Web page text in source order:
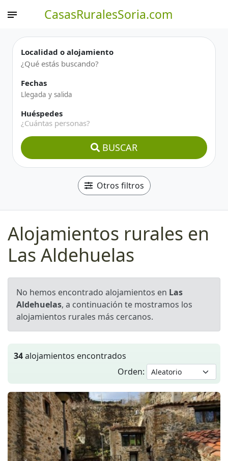
CasasRuralesSoria.com
Localidad o alojamiento
Fechas
Huéspedes
¿Cuántas personas?
BUSCAR
Otros filtros
Alojamientos rurales en
Las Aldehuelas
No hemos encontrado alojamientos en Las
Aldehuelas, a continuación te mostramos los
alojamientos rurales más cercanos.
34alojamientos encontrados
Orden: